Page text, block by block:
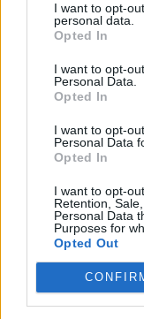
I want to opt-
personal data.
Opted In
I want to opt-
Personal Data.
Opted In
I want to opt-
Personal Data
Opted In
I want to opt-
Retention,
Personal Data
Purposes for
Opted Out
Όταν
εύκολα. Ήδη
ζηλευτή
Il Trionfo Di
Gluck και τα
Crepusculoτου
Μάντζαρου,
Don
όπερα
Καμεράτα
τον
διεθνούς
κυκλοφορία
Handel από τη